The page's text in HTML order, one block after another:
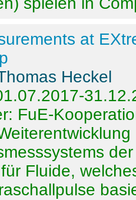
at
Heckel
FuE-
Fluide,